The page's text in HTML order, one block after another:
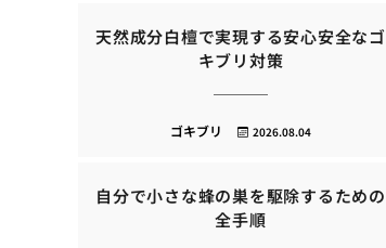
天然成分白檀で実現する安心安全なゴ
キブリ対策
2026.08.04
ゴキブリ
自分で小さな蜂の巣を駆除するための
全手順